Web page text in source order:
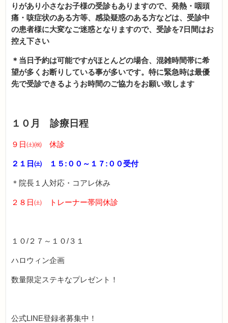
りがあり小さなお子様の受診もありますので、発熱・咽頭
痛・咳症状のある方等、感染疑惑のある方などは、受診中
の患者様に大変なご迷惑となりますので、受診を7日間はお
控え下さい
＊当日予約は可能ですがほとんどの場合、混雑時間帯に希
望が多くお断りしている事が多いです。特に緊急時は最優
先で受診できるようお時間のご協力をお願い致します
１０月 診療日程
９日㈯㈷ 休診
２１日㈯ １５:００～１７:００受付
＊院長１人対応・コアレ休み
２８日㈯ トレーナー帯同休診
１０/２７～１０/３１
ハロウィン企画
数量限定ステキなプレゼント！
公式LINE登録者募集中！